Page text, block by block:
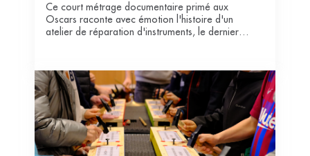
Ce court métrage documentaire primé aux
Oscars raconte avec émotion l'histoire d'un
atelier de réparation d'instruments, le dernier à